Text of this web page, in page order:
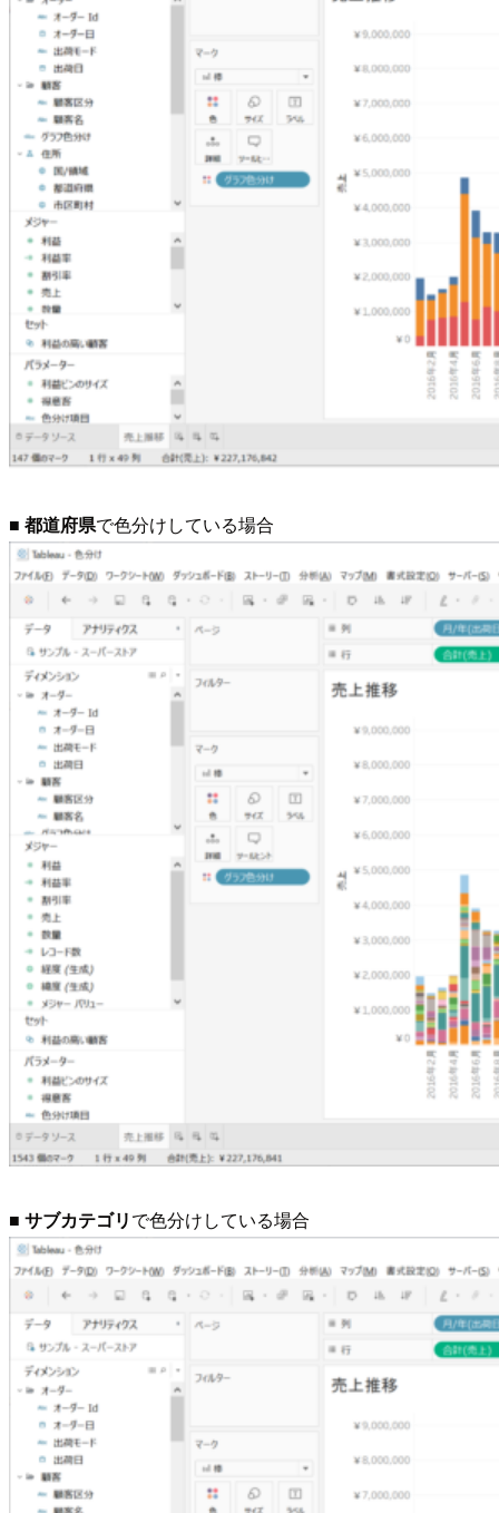
■ 都道府県で色分けしている場合
■ サブカテゴリで色分けしている場合